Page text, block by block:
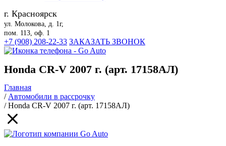
г. Красноярск
ул. Молокова, д. 1г,
пом. 113, оф. 1
+7 (908) 208-22-33 ЗАКАЗАТЬ ЗВОНОК
Honda CR-V 2007 г. (арт. 17158АЛ)
Главная
/Автомобили в рассрочку
/Honda CR-V 2007 г. (арт. 17158АЛ)